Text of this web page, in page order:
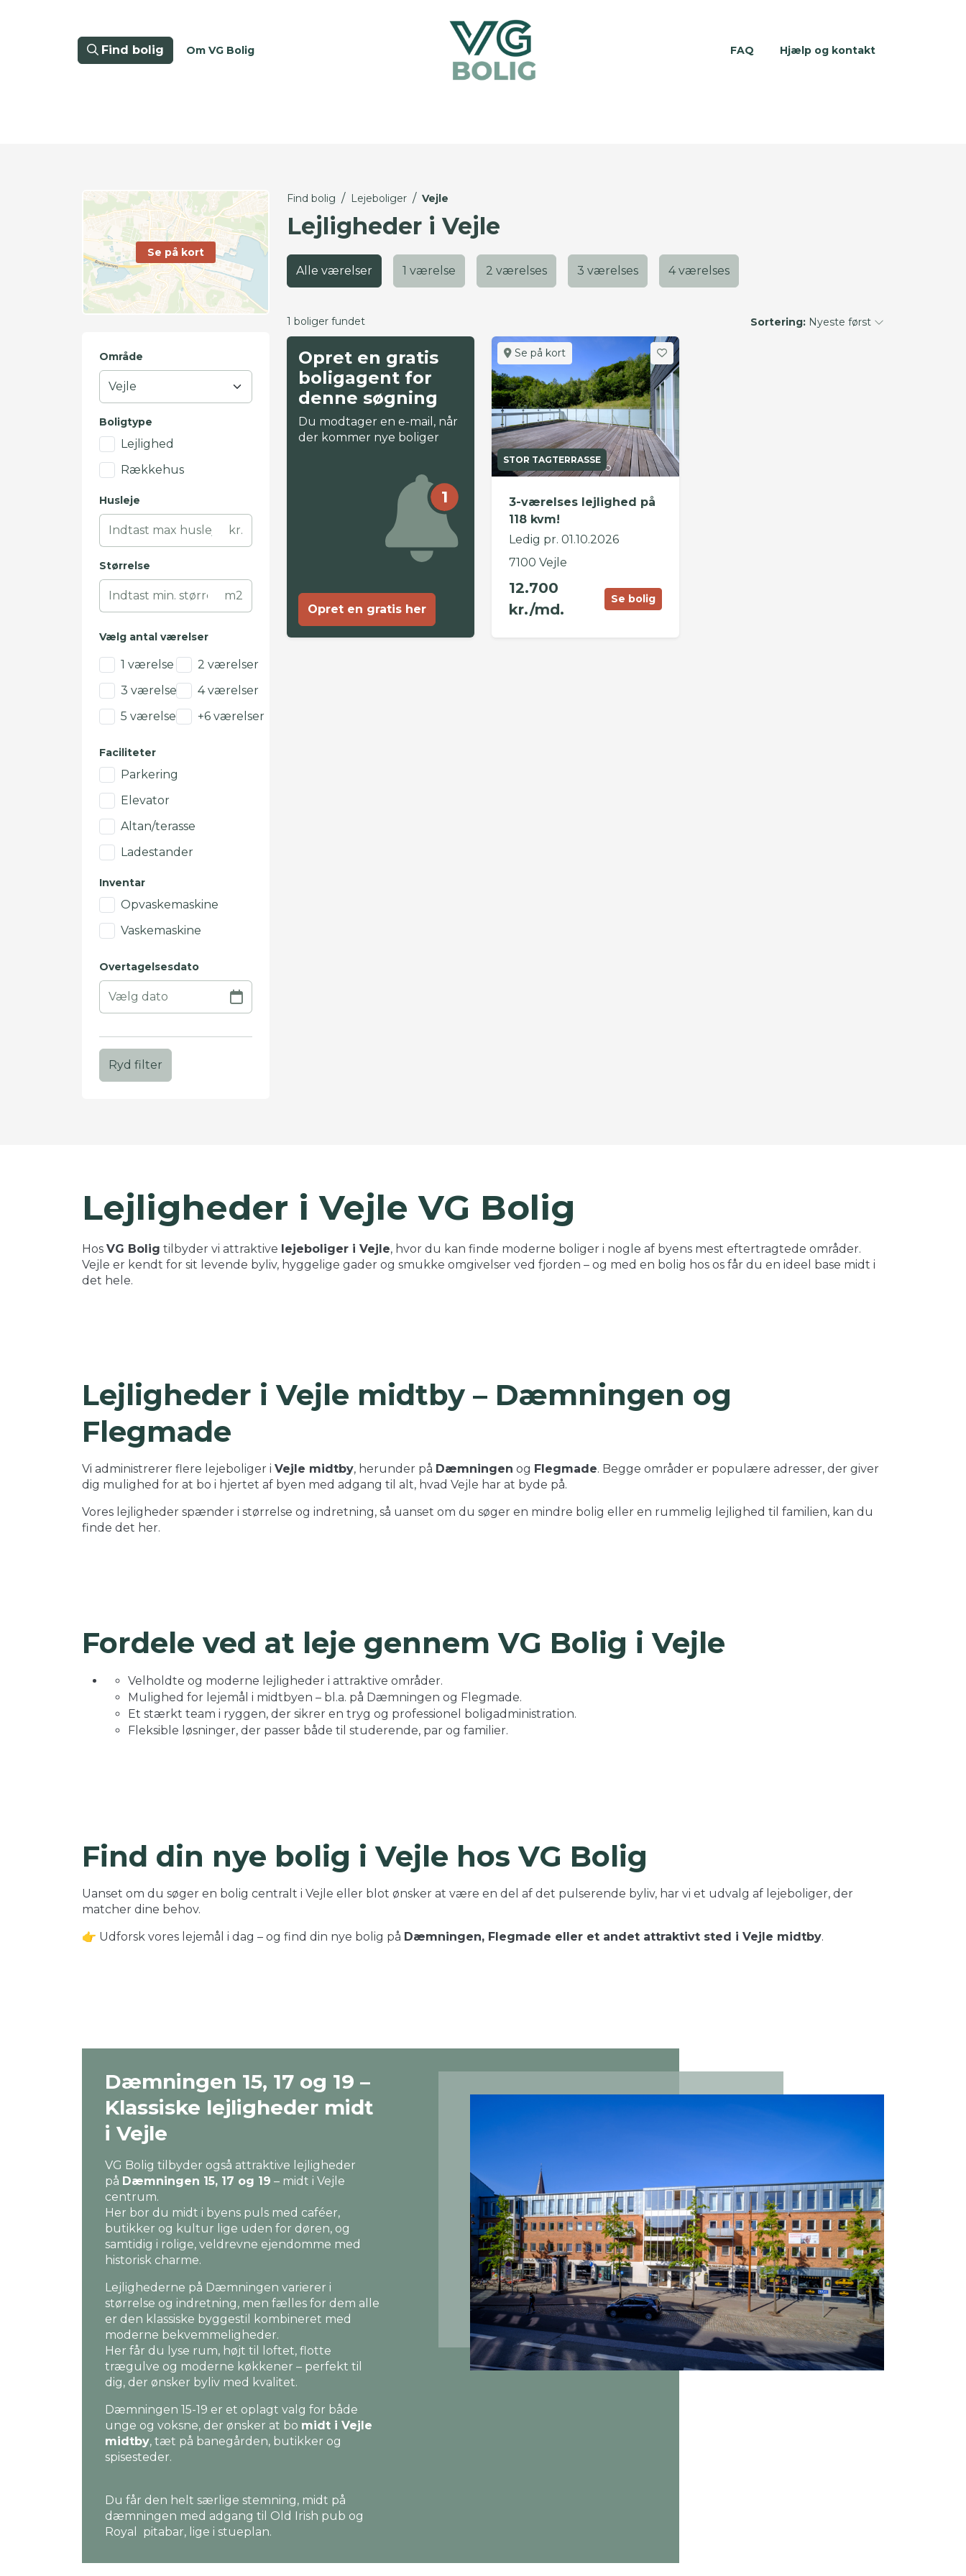
Find bolig Om VG Bolig FAQ Hjælp og kontakt
Se på kort
Område
Boligtype
Lejlighed
Rækkehus
Husleje
kr.
Størrelse
m2
Vælg antal værelser
1 værelse
2 værelser
3 værelser
4 værelser
5 værelser
+6 værelser
Faciliteter
Parkering
Elevator
Altan/terasse
Ladestander
Inventar
Opvaskemaskine
Vaskemaskine
Overtagelsesdato
Ryd filter
Find bolig / Lejeboliger / Vejle
Lejligheder i Vejle
Alle værelser 1 værelse 2 værelses 3 værelses 4 værelses
1 boliger fundet Sortering: Nyeste først
Opret en gratis
boligagent for
denne søgning
Du modtager en e-mail, når
der kommer nye boliger
1
Opret en gratis her
Se på kort
STOR TAGTERRASSE
3-værelses lejlighed på
118 kvm!
Ledig pr. 01.10.2026
7100 Vejle
12.700
kr./md.
Se bolig
Lejligheder i Vejle VG Bolig
Hos VG Bolig tilbyder vi attraktive lejeboliger i Vejle, hvor du kan finde moderne boliger i nogle af byens mest eftertragtede områder.
Vejle er kendt for sit levende byliv, hyggelige gader og smukke omgivelser ved fjorden – og med en bolig hos os får du en ideel base midt i
det hele.
Lejligheder i Vejle midtby – Dæmningen og
Flegmade
Vi administrerer flere lejeboliger i Vejle midtby, herunder på Dæmningen og Flegmade. Begge områder er populære adresser, der giver
dig mulighed for at bo i hjertet af byen med adgang til alt, hvad Vejle har at byde på.
Vores lejligheder spænder i størrelse og indretning, så uanset om du søger en mindre bolig eller en rummelig lejlighed til familien, kan du
finde det her.
Fordele ved at leje gennem VG Bolig i Vejle
Velholdte og moderne lejligheder i attraktive områder.
Mulighed for lejemål i midtbyen – bl.a. på Dæmningen og Flegmade.
Et stærkt team i ryggen, der sikrer en tryg og professionel boligadministration.
Fleksible løsninger, der passer både til studerende, par og familier.
Find din nye bolig i Vejle hos VG Bolig
Uanset om du søger en bolig centralt i Vejle eller blot ønsker at være en del af det pulserende byliv, har vi et udvalg af lejeboliger, der
matcher dine behov.
👉 Udforsk vores lejemål i dag – og find din nye bolig på Dæmningen, Flegmade eller et andet attraktivt sted i Vejle midtby.
Dæmningen 15, 17 og 19 –
Klassiske lejligheder midt
i Vejle
VG Bolig tilbyder også attraktive lejligheder
på Dæmningen 15, 17 og 19 – midt i Vejle
centrum.
Her bor du midt i byens puls med caféer,
butikker og kultur lige uden for døren, og
samtidig i rolige, veldrevne ejendomme med
historisk charme.
Lejlighederne på Dæmningen varierer i
størrelse og indretning, men fælles for dem alle
er den klassiske byggestil kombineret med
moderne bekvemmeligheder.
Her får du lyse rum, højt til loftet, flotte
trægulve og moderne køkkener – perfekt til
dig, der ønsker byliv med kvalitet.
Dæmningen 15-19 er et oplagt valg for både
unge og voksne, der ønsker at bo midt i Vejle
midtby, tæt på banegården, butikker og
spisesteder.
Du får den helt særlige stemning, midt på
dæmningen med adgang til Old Irish pub og
Royal pitabar, lige i stueplan.